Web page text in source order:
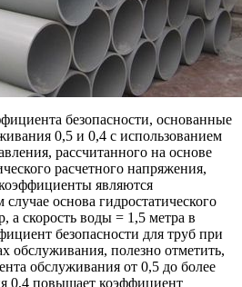
безопасности, основанные
0,5 и 0,4 с использованием
рассчитанного на основе
расчетного напряжения,
являются
основа гидростатического
а скорость воды = 1,5 метра в
безопасности для труб при
обслуживания, полезно отметить,
обслуживания от 0,5 до более
0,4 повышает коэффициент